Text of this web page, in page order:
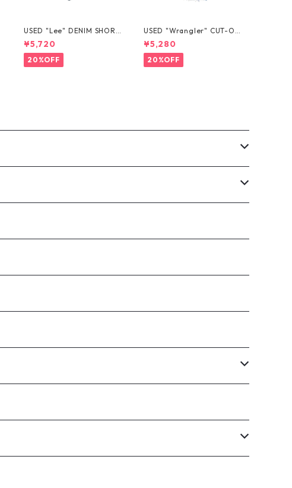
USED "Lee" DENIM SHORT
S
¥5,720
20%OFF
USED "Wrangler" CUT-OF
F DENIM SHORTS
¥5,280
20%OFF